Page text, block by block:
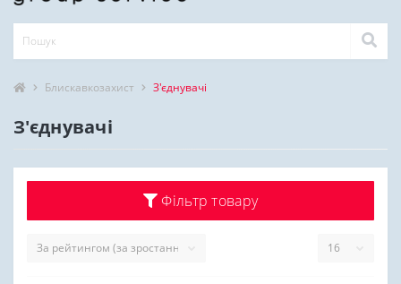
Блискавкозахист З'єднувачі
З'єднувачі
Фільтр товару